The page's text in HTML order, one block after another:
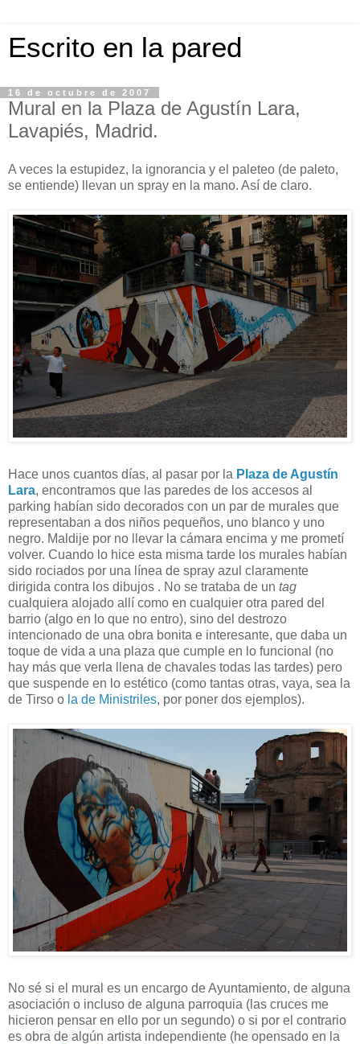
Escrito en la pared
16 de octubre de 2007
Mural en la Plaza de Agustín Lara,
Lavapiés, Madrid.
A veces la estupidez, la ignorancia y el paleteo (de paleto,
se entiende) llevan un spray en la mano. Así de claro.
Hace unos cuantos días, al pasar por la Plaza de Agustín
Lara, encontramos que las paredes de los accesos al
parking habían sido decorados con un par de murales que
representaban a dos niños pequeños, uno blanco y uno
negro. Maldije por no llevar la cámara encima y me prometí
volver. Cuando lo hice esta misma tarde los murales habían
sido rociados por una línea de spray azul claramente
dirigida contra los dibujos . No se trataba de un tag
cualquiera alojado allí como en cualquier otra pared del
barrio (algo en lo que no entro), sino del destrozo
intencionado de una obra bonita e interesante, que daba un
toque de vida a una plaza que cumple en lo funcional (no
hay más que verla llena de chavales todas las tardes) pero
que suspende en lo estético (como tantas otras, vaya, sea la
de Tirso o la de Ministriles, por poner dos ejemplos).
No sé si el mural es un encargo de Ayuntamiento, de alguna
asociación o incluso de alguna parroquia (las cruces me
hicieron pensar en ello por un segundo) o si por el contrario
es obra de algún artista independiente (he opensado en la